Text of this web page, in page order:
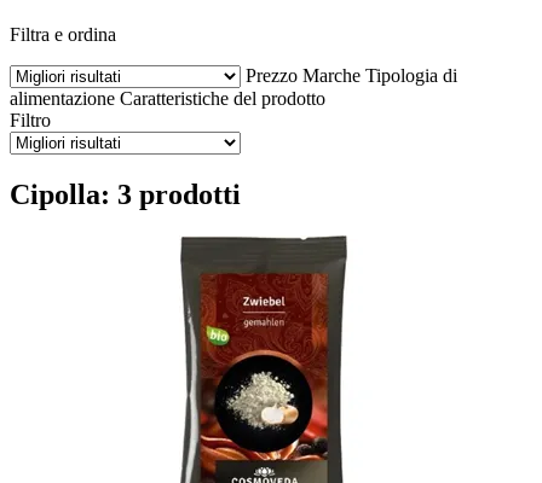
Filtra e ordina
Prezzo Marche Tipologia di
alimentazione Caratteristiche del prodotto
Filtro
Cipolla: 3 prodotti